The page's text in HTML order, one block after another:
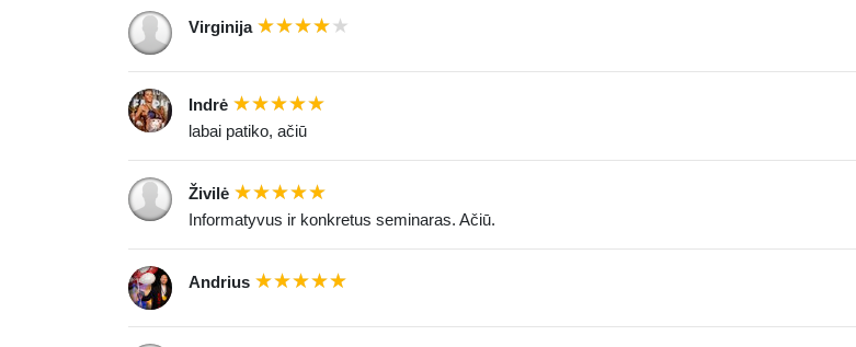
Virginija
Indrė
labai patiko, ačiū
Živilė
Informatyvus ir konkretus seminaras. Ačiū.
Andrius